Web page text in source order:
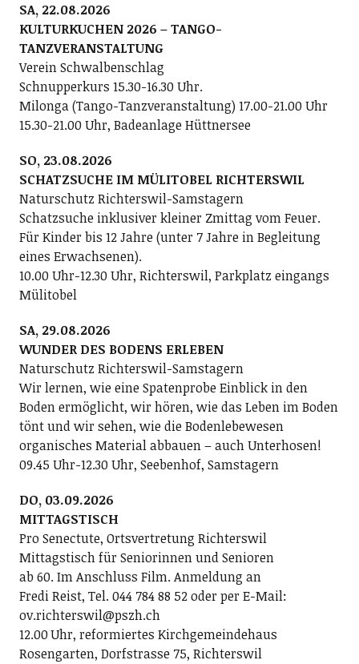
SA, 22.08.2026
KULTURKUCHEN 2026 – TANGO-
TANZVERANSTALTUNG
Verein Schwalbenschlag
Schnupperkurs 15.30-16.30 Uhr.
Milonga (Tango-Tanzveranstaltung) 17.00-21.00 Uhr
15.30-21.00 Uhr, Badeanlage Hüttnersee
SO, 23.08.2026
SCHATZSUCHE IM MÜLITOBEL RICHTERSWIL
Naturschutz Richterswil-Samstagern
Schatzsuche inklusiver kleiner Zmittag vom Feuer.
Für Kinder bis 12 Jahre (unter 7 Jahre in Begleitung
eines Erwachsenen).
10.00 Uhr-12.30 Uhr, Richterswil, Parkplatz eingangs
Mülitobel
SA, 29.08.2026
WUNDER DES BODENS ERLEBEN
Naturschutz Richterswil-Samstagern
Wir lernen, wie eine Spatenprobe Einblick in den
Boden ermöglicht, wir hören, wie das Leben im Boden
tönt und wir sehen, wie die Bodenlebewesen
organisches Material abbauen – auch Unterhosen!
09.45 Uhr-12.30 Uhr, Seebenhof, Samstagern
DO, 03.09.2026
MITTAGSTISCH
Pro Senectute, Ortsvertretung Richterswil
Mittagstisch für Seniorinnen und Senioren
ab 60. Im Anschluss Film. Anmeldung an
Fredi Reist, Tel. 044 784 88 52 oder per E-Mail:
ov.richterswil@pszh.ch
12.00 Uhr, reformiertes Kirchgemeindehaus
Rosengarten, Dorfstrasse 75, Richterswil